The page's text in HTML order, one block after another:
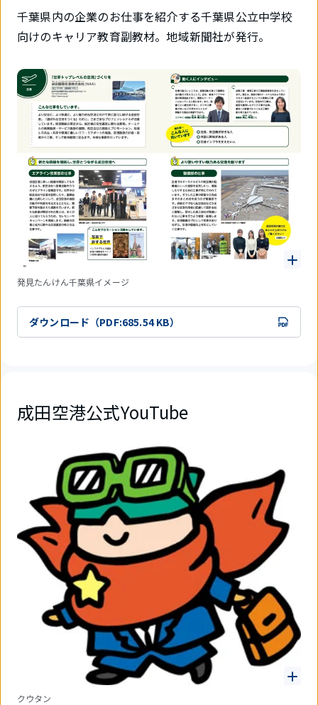
千葉県内の企業のお仕事を紹介する千葉県公立中学校
向けのキャリア教育副教材。地域新聞社が発行。
発見たんけん千葉県イメージ
ダウンロード（PDF:685.54 KB）
成田空港公式YouTube
クウタン